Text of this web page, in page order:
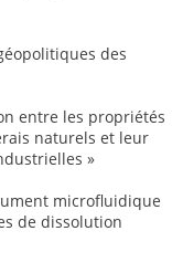
des
entre les propriétés
naturels et leur
»
microfluidique
de dissolution